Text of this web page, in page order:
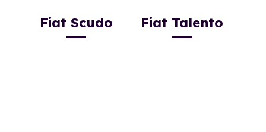
Fiat Scudo Fiat Talento